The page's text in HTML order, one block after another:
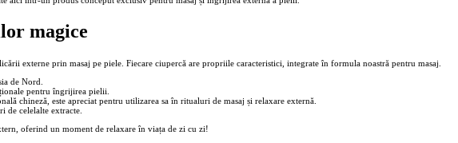
magice
externe prin masaj pe piele. Fiecare ciupercă are propriile caracteristici, integrate în formula noastră pentru masaj.
de Nord.
pentru îngrijirea pielii.
chineză, este apreciat pentru utilizarea sa în ritualuri de masaj și relaxare externă.
de celelalte extracte.
oferind un moment de relaxare în viața de zi cu zi!